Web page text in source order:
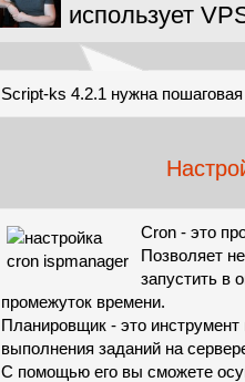
использует
Script-ks 4.2.1 нужна
Cron - это
Позволяет
запустить в
промежуток времени.
Планировщик - это инструмент
выполнения заданий на
С помощью его вы сможете